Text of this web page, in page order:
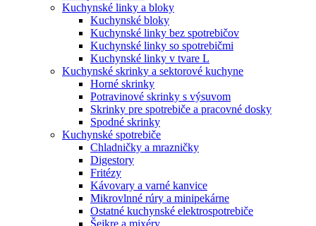
Kuchynské linky a bloky
Kuchynské bloky
Kuchynské linky bez spotrebičov
Kuchynské linky so spotrebičmi
Kuchynské linky v tvare L
Kuchynské skrinky a sektorové kuchyne
Horné skrinky
Potravinové skrinky s výsuvom
Skrinky pre spotrebiče a pracovné dosky
Spodné skrinky
Kuchynské spotrebiče
Chladničky a mrazničky
Digestory
Fritézy
Kávovary a varné kanvice
Mikrovlnné rúry a minipekárne
Ostatné kuchynské elektrospotrebiče
Šejkre a mixéry